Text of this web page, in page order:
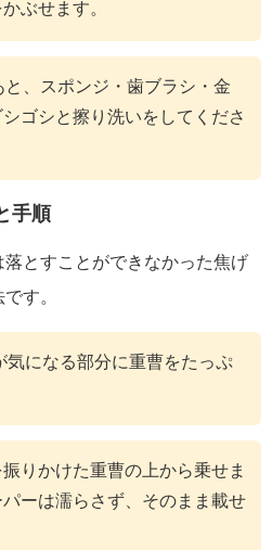
ぶせます。
、スポンジ・歯ブラシ・金
ゴシと擦り洗いをしてくださ
手順
落とすことができなかった焦げ
す。
気になる部分に重曹をたっぷ
りかけた重曹の上から乗せま
ーは濡らさず、そのまま載せ